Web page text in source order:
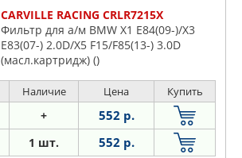
CARVILLE RACING CRLR7215X
Фильтр для а/м BMW X1 E84(09-)/X3
E83(07-) 2.0D/X5 F15/F85(13-) 3.0D
(масл.картридж) ()
Наличие Цена Купить
+ 552 р.
1 шт. 552 р.